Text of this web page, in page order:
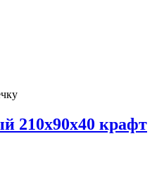
210х90х40 крафт